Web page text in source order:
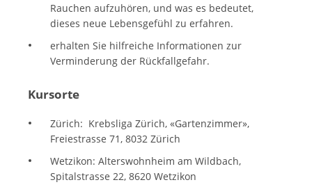
Rauchen aufzuhören, und was es bedeutet,
dieses neue Lebensgefühl zu erfahren.
erhalten Sie hilfreiche Informationen zur
Verminderung der Rückfallgefahr.
Kursorte
Zürich: Krebsliga Zürich, «Gartenzimmer»,
Freiestrasse 71, 8032 Zürich
Wetzikon: Alterswohnheim am Wildbach,
Spitalstrasse 22, 8620 Wetzikon